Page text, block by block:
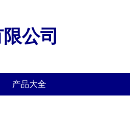
公司
产品大全